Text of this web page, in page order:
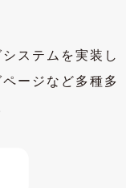
ステムを実装し
ージなど多種多